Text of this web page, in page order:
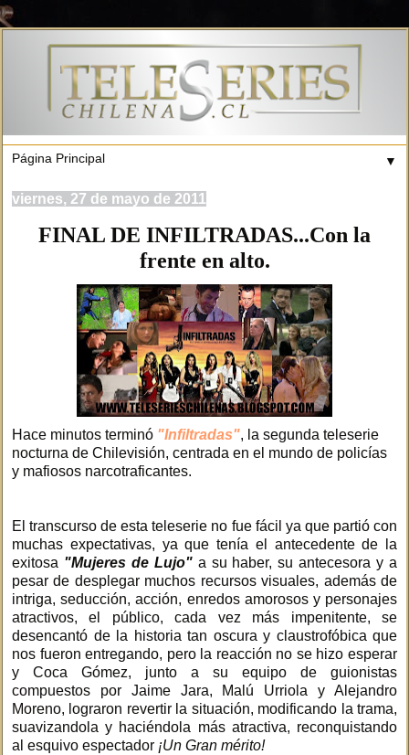
▼
viernes, 27 de mayo de 2011
FINAL DE INFILTRADAS...Con la
frente en alto.
Hace minutos terminó "Infiltradas", la segunda teleserie
nocturna de Chilevisión, centrada en el mundo de policías
y mafiosos narcotraficantes.
El transcurso de esta teleserie no fue fácil ya que partió con
muchas expectativas, ya que tenía el antecedente de la
exitosa "Mujeres de Lujo"a su haber, su antecesora y a
pesar de desplegar muchos recursos visuales, además de
intriga, seducción, acción, enredos amorosos y personajes
atractivos, el público, cada vez más impenitente, se
desencantó de la historia tan oscura y claustrofóbica que
nos fueron entregando, pero la reacción no se hizo esperar
y Coca Gómez, junto a su equipo de guionistas
compuestos por Jaime Jara, Malú Urriola y Alejandro
Moreno, lograron revertir la situación, modificando la trama,
suavizandola y haciéndola más atractiva, reconquistando
al esquivo espectador ¡Un Gran mérito!